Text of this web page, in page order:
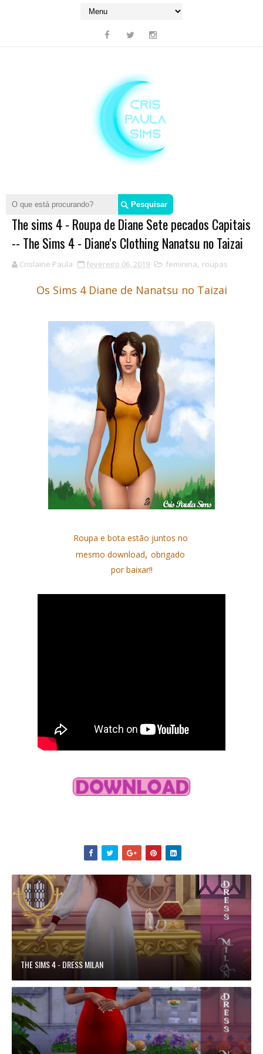
The sims 4 - Roupa de Diane Sete pecados Capitais
-- The Sims 4 - Diane's Clothing Nanatsu no Taizai
Crislaine Paula fevereiro 06, 2019 feminina, roupas
Os Sims 4 Diane de Nanatsu no Taizai
Roupa e bota estão juntos no
mesmo download, obrigado
por baixar!!
THE SIMS 4 - DRESS MILAN